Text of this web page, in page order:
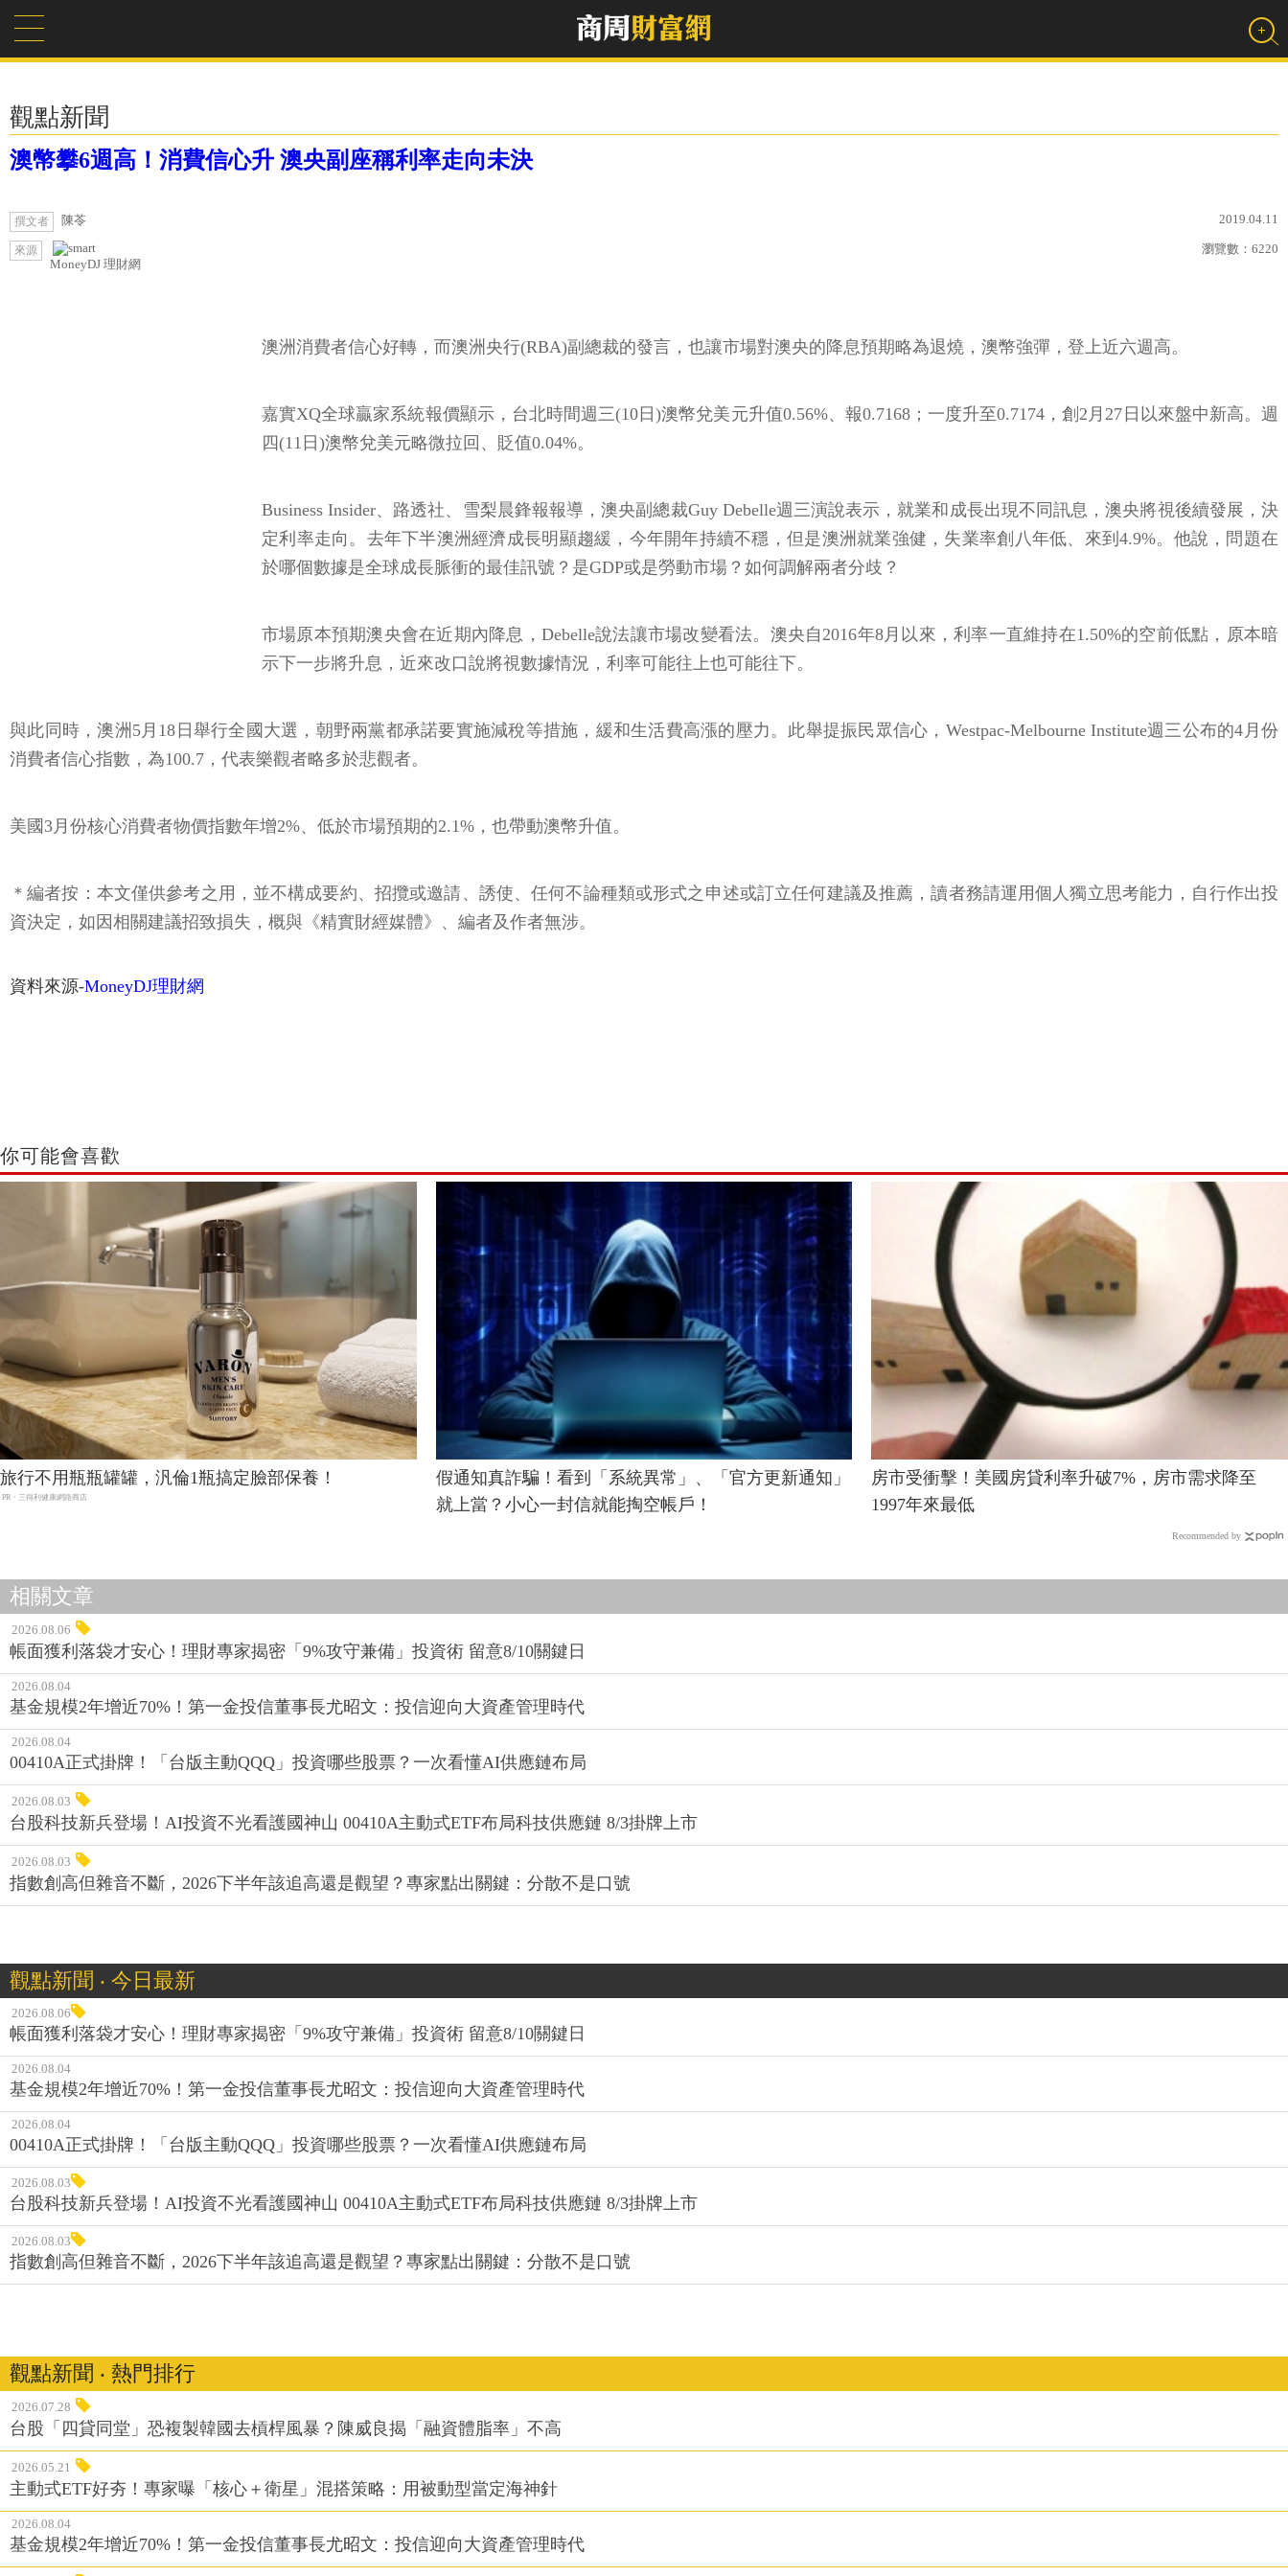
觀點新聞
澳幣攀6週高！消費信心升 澳央副座稱利率走向未決
撰文者 陳苓 2019.04.11
來源
MoneyDJ 理財網
瀏覽數： 6220
澳洲消費者信心好轉，而澳洲央行(RBA)副總裁的發言，也讓市場對澳央的降息預期略為退燒，澳幣強彈，登上近六週高。
嘉實XQ全球贏家系統報價顯示，台北時間週三(10日)澳幣兌美元升值0.56%、報0.7168；一度升至0.7174，創2月27日以來盤中新高。週
四(11日)澳幣兌美元略微拉回、貶值0.04%。
Business Insider、路透社、雪梨晨鋒報報導，澳央副總裁Guy Debelle週三演說表示，就業和成長出現不同訊息，澳央將視後續發展，決
定利率走向。去年下半澳洲經濟成長明顯趨緩，今年開年持續不穩，但是澳洲就業強健，失業率創八年低、來到4.9%。他說，問題在
於哪個數據是全球成長脈衝的最佳訊號？是GDP或是勞動市場？如何調解兩者分歧？
市場原本預期澳央會在近期內降息，Debelle說法讓市場改變看法。澳央自2016年8月以來，利率一直維持在1.50%的空前低點，原本暗
示下一步將升息，近來改口說將視數據情況，利率可能往上也可能往下。
與此同時，澳洲5月18日舉行全國大選，朝野兩黨都承諾要實施減稅等措施，緩和生活費高漲的壓力。此舉提振民眾信心，Westpac-Melbourne Institute週三公布的4月份
消費者信心指數，為100.7，代表樂觀者略多於悲觀者。
美國3月份核心消費者物價指數年增2%、低於市場預期的2.1%，也帶動澳幣升值。
＊編者按：本文僅供參考之用，並不構成要約、招攬或邀請、誘使、任何不論種類或形式之申述或訂立任何建議及推薦，讀者務請運用個人獨立思考能力，自行作出投
資決定，如因相關建議招致損失，概與《精實財經媒體》、編者及作者無涉。
資料來源-MoneyDJ理財網
你可能會喜歡
旅行不用瓶瓶罐罐，汎倫1瓶搞定臉部保養！
PR・三得利健康網路商店
假通知真詐騙！看到「系統異常」、「官方更新通知」
就上當？小心一封信就能掏空帳戶！
房市受衝擊！美國房貸利率升破7%，房市需求降至
1997年來最低
Recommended by
相關文章
2026.08.06
帳面獲利落袋才安心！理財專家揭密「9%攻守兼備」投資術 留意8/10關鍵日
2026.08.04
基金規模2年增近70%！第一金投信董事長尤昭文：投信迎向大資產管理時代
2026.08.04
00410A正式掛牌！「台版主動QQQ」投資哪些股票？一次看懂AI供應鏈布局
2026.08.03
台股科技新兵登場！AI投資不光看護國神山 00410A主動式ETF布局科技供應鏈 8/3掛牌上市
2026.08.03
指數創高但雜音不斷，2026下半年該追高還是觀望？專家點出關鍵：分散不是口號
觀點新聞 ‧ 今日最新
2026.08.06
帳面獲利落袋才安心！理財專家揭密「9%攻守兼備」投資術 留意8/10關鍵日
2026.08.04
基金規模2年增近70%！第一金投信董事長尤昭文：投信迎向大資產管理時代
2026.08.04
00410A正式掛牌！「台版主動QQQ」投資哪些股票？一次看懂AI供應鏈布局
2026.08.03
台股科技新兵登場！AI投資不光看護國神山 00410A主動式ETF布局科技供應鏈 8/3掛牌上市
2026.08.03
指數創高但雜音不斷，2026下半年該追高還是觀望？專家點出關鍵：分散不是口號
觀點新聞 ‧ 熱門排行
2026.07.28
台股「四貸同堂」恐複製韓國去槓桿風暴？陳威良揭「融資體脂率」不高
2026.05.21
主動式ETF好夯！專家曝「核心＋衛星」混搭策略：用被動型當定海神針
2026.08.04
基金規模2年增近70%！第一金投信董事長尤昭文：投信迎向大資產管理時代